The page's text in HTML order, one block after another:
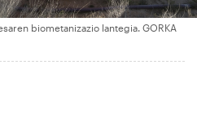
biometanizazio lantegia. GORKA